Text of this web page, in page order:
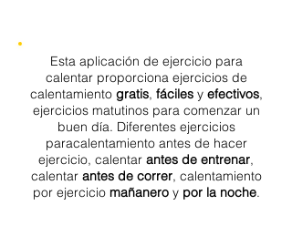
Esta aplicación de ejercicio para
calentar proporciona ejercicios de
calentamiento gratis, fácilesy efectivos,
ejercicios matutinos para comenzar un
buen día. Diferentes ejercicios
paracalentamiento antes de hacer
ejercicio, calentar antes de entrenar,
calentar antes de correr, calentamiento
por ejercicio mañaneroy por la noche.